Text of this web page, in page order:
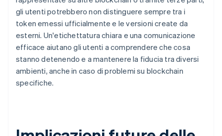
gli utenti potrebbero non distinguere sempre tra i
token emessi ufficialmente e le versioni create da
esterni. Un'etichettatura chiara e una comunicazione
efficace aiutano gli utenti a comprendere che cosa
stanno detenendo e a mantenere la fiducia tra diversi
ambienti, anche in caso di problemi su blockchain
specifiche.